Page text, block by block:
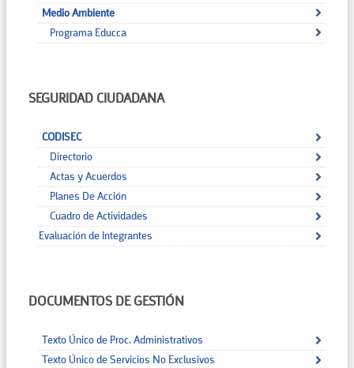
Medio Ambiente
Programa Educca
SEGURIDAD CIUDADANA
CODISEC
Directorio
Actas y Acuerdos
Planes De Acción
Cuadro de Actividades
Evaluación de Integrantes
DOCUMENTOS DE GESTIÓN
Texto Único de Proc. Administrativos
Texto Único de Servicios No Exclusivos